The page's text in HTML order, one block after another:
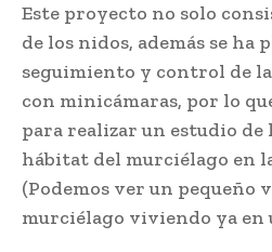
Este proyecto no solo
de los nidos, además se ha
seguimiento y control de
con minicámaras, por lo
para realizar un estudio de
hábitat del murciélago en
(Podemos ver un pequeño
murciélago viviendo ya en